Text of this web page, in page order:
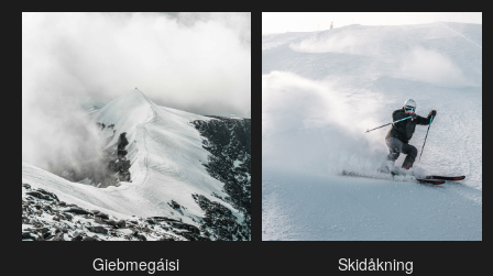
Giebmegáisi Skidåkning